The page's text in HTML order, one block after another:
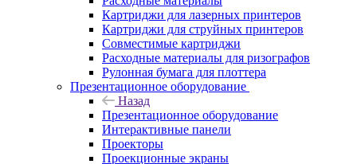
Картриджи для лазерных принтеров
Картриджи для струйных принтеров
Совместимые картриджи
Расходные материалы для ризографов
Рулонная бумага для плоттера
Презентационное оборудование
Назад
Презентационное оборудование
Интерактивные панели
Проекторы
Проекционные экраны